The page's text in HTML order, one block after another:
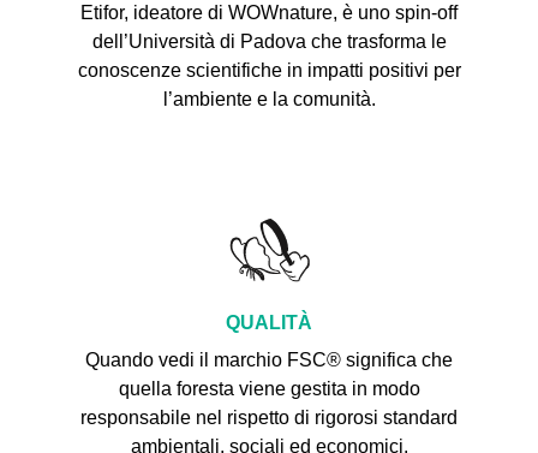
Etifor, ideatore di WOWnature, è uno spin-off
dell’Università di Padova che trasforma le
conoscenze scientifiche in impatti positivi per
l’ambiente e la comunità.
QUALITÀ
Quando vedi il marchio FSC® significa che
quella foresta viene gestita in modo
responsabile nel rispetto di rigorosi standard
ambientali, sociali ed economici.